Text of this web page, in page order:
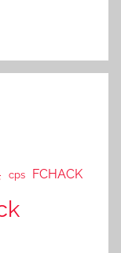
cps FCHACK